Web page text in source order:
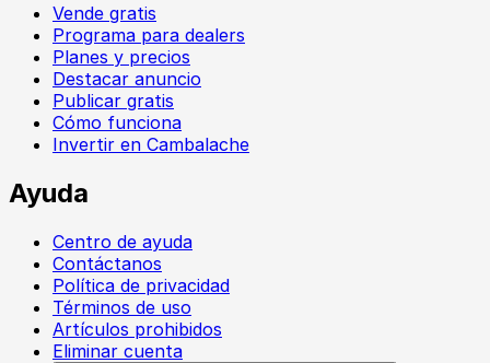
Vende gratis
Programa para dealers
Planes y precios
Destacar anuncio
Publicar gratis
Cómo funciona
Invertir en Cambalache
Ayuda
Centro de ayuda
Contáctanos
Política de privacidad
Términos de uso
Artículos prohibidos
Eliminar cuenta